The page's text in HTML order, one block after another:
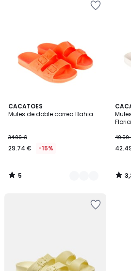
CACATOES
Mules de doble correa Bahia
34.99 €
29.74 € -15%
5
/
2
Colores
5
/
49.99
3,3
/ 5
/